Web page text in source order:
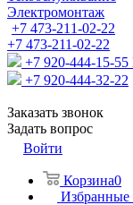
Электромонтаж
+7 473-211-02-22
+7 473-211-02-22
+7 920-444-15-55
+7 920-444-32-22
Заказать звонок
Задать вопрос
Войти
Корзина0
Избранные